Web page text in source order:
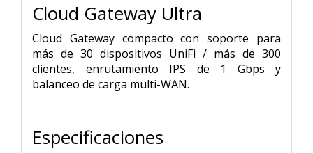
Cloud Gateway Ultra
Cloud Gateway compacto con soporte para
más de 30 dispositivos UniFi / más de 300
clientes, enrutamiento IPS de 1 Gbps y
balanceo de carga multi-WAN.
Especificaciones